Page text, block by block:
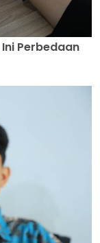
Perbedaan